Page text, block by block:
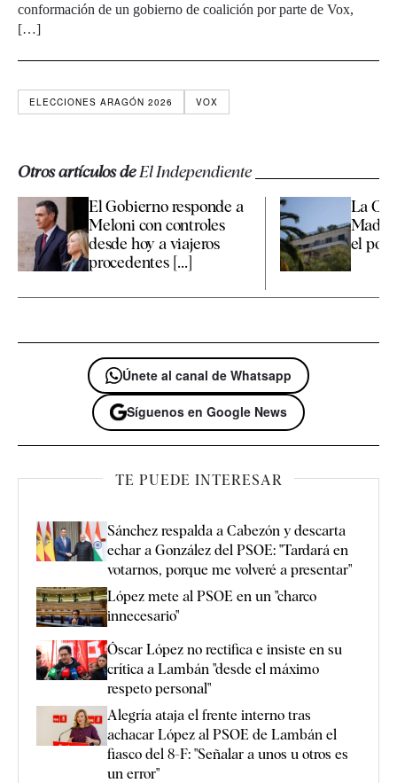
conformación de un gobierno de coalición por parte de Vox,
[…]
ELECCIONES ARAGÓN 2026 VOX
Otros artículos deEl Independiente
El Gobierno responde a
Meloni con controles
desde hoy a viajeros
procedentes [...]
La
el
Únete al canal de Whatsapp
Síguenos en Google News
TE PUEDE INTERESAR
Sánchez respalda a Cabezón y descarta
echar a González del PSOE: "Tardará en
votarnos, porque me volveré a presentar"
López mete al PSOE en un "charco
innecesario"
Óscar López no rectifica e insiste en su
crítica a Lambán "desde el máximo
respeto personal"
Alegría ataja el frente interno tras
achacar López al PSOE de Lambán el
fiasco del 8-F: "Señalar a unos u otros es
un error"